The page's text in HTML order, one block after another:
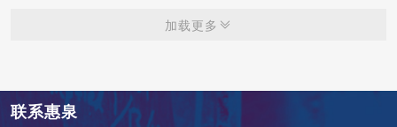
加载更多
联系惠泉